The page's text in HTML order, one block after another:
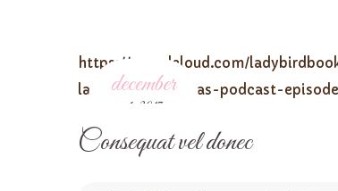
december
4, 2017
https://soundcloud.com/
ladybird-christmas-podcast-
Consequat vel donec